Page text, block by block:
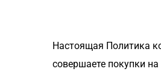
Настоящая Политика
совершаете покупки